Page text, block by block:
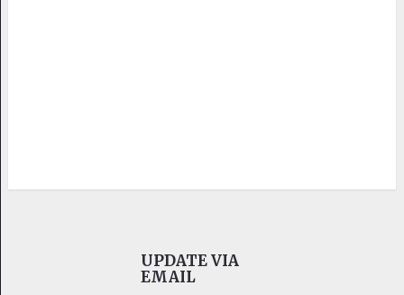
UPDATE VIA
EMAIL